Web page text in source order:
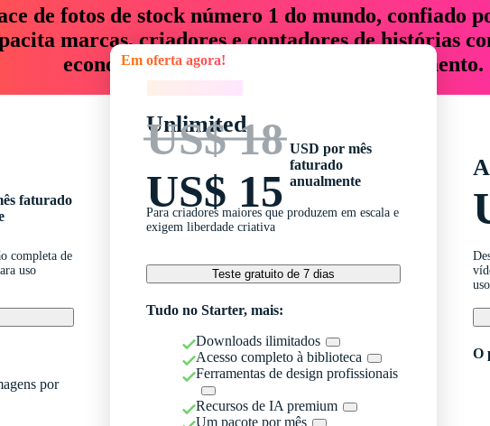
de fotos de stock número 1 do mundo, confiado
marcas, criadores e contadores de histórias
economizam até 76% em tempo e orçamento.
faturado
completa de
uso
por
Em oferta agora!
Unlimited
US$ 18
US$ 15
USD por mês
faturado
anualmente
Para criadores maiores que produzem em escala e
exigem liberdade criativa
Teste gratuito de 7 dias
Tudo no Starter, mais:
Downloads ilimitados
Acesso completo à biblioteca
Ferramentas de design profissionais
Recursos de IA premium
Um pacote por mês
O